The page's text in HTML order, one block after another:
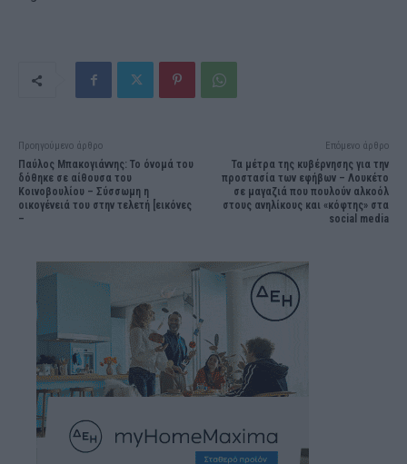
Προηγούμενο άρθρο
Παύλος Μπακογιάννης: Το όνομά του
δόθηκε σε αίθουσα του
Κοινοβουλίου – Σύσσωμη η
οικογένειά του στην τελετή [εικόνες
–
Επόμενο άρθρο
Τα μέτρα της κυβέρνησης για την
προστασία των εφήβων – Λουκέτο
σε μαγαζιά που πουλούν αλκοόλ
στους ανηλίκους και «κόφτης» στα
social media